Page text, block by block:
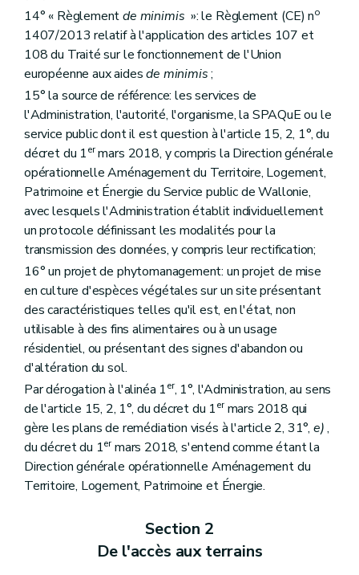
Annexe 7
Annexe 8
Annexe 9
Annexe 10
14° « Règlementde minimis »: le Règlement (CE) no
1407/2013 relatif à l'application des articles 107 et
108 du Traité sur le fonctionnement de l'Union
européenne aux aidesde minimis;
15° la source de référence: les services de
l'Administration, l'autorité, l'organisme, la SPAQuE ou le
service public dont il est question à l'article 15, 2, 1°, du
décret du 1ermars 2018, y compris la Direction générale
opérationnelle Aménagement du Territoire, Logement,
Patrimoine et Énergie du Service public de Wallonie,
avec lesquels l'Administration établit individuellement
un protocole définissant les modalités pour la
transmission des données, y compris leur rectification;
16° un projet de phytomanagement: un projet de mise
en culture d'espèces végétales sur un site présentant
des caractéristiques telles qu'il est, en l'état, non
utilisable à des fins alimentaires ou à un usage
résidentiel, ou présentant des signes d'abandon ou
d'altération du sol.
Par dérogation à l'alinéa 1er, 1°, l'Administration, au sens
de l'article 15, 2, 1°, du décret du 1ermars 2018 qui
gère les plans de remédiation visés à l'article 2, 31°, e),
du décret du 1ermars 2018, s'entend comme étant la
Direction générale opérationnelle Aménagement du
Territoire, Logement, Patrimoine et Énergie.
Section 2
De l'accès aux terrains